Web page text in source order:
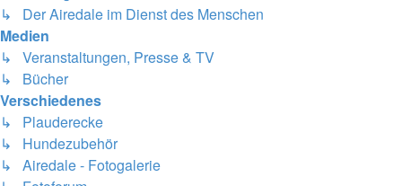
↳ Der Airedale im Dienst des Menschen
Medien
↳ Veranstaltungen, Presse & TV
↳ Bücher
Verschiedenes
↳ Plauderecke
↳ Hundezubehör
↳ Airedale - Fotogalerie